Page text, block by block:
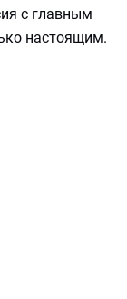
с главным
настоящим.